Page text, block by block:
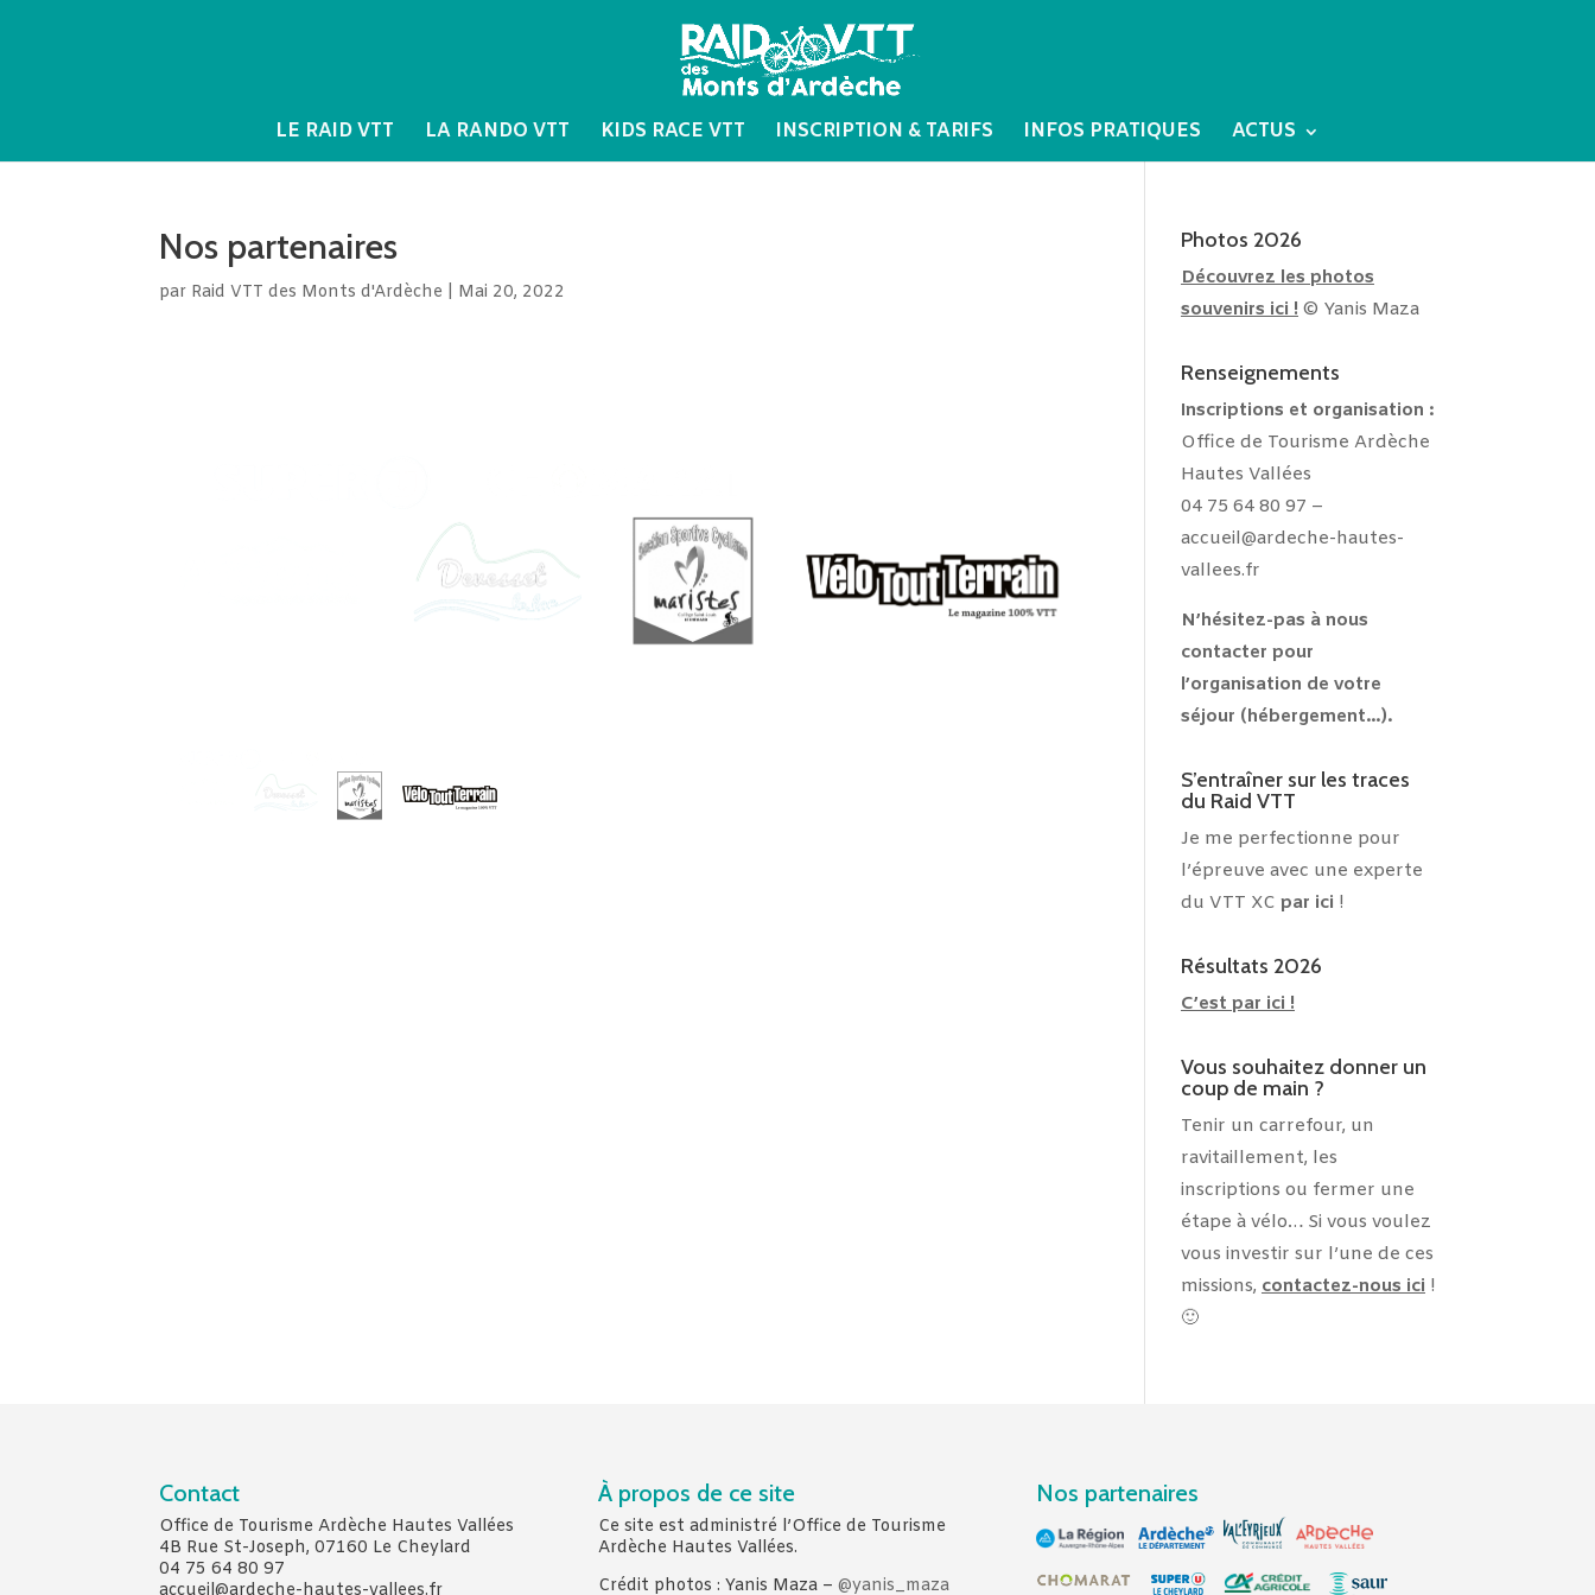
LE RAID VTT LA RANDO VTT KIDS RACE VTT INSCRIPTION & TARIFS INFOS PRATIQUES ACTUS
Nos partenaires
par Raid VTT des Monts d'Ardèche Mai 20, 2022
Photos 2026
Découvrez les photos
souvenirs ici !© Yanis Maza
Renseignements
Inscriptions et organisation :
Office de Tourisme Ardèche
Hautes Vallées
04 75 64 80 97 –
accueil@ardeche-hautes-
vallees.fr
N’hésitez-pas à nous
contacter pour
l’organisation de votre
séjour (hébergement…).
S’entraîner sur les traces
du Raid VTT
Je me perfectionne pour
l’épreuve avec une experte
du VTT XC par ici !
Résultats 2026
C’est par ici !
Vous souhaitez donner un
coup de main ?
Tenir un carrefour, un
ravitaillement, les
inscriptions ou fermer une
étape à vélo… Si vous voulez
vous investir sur l’une de ces
missions, contactez-nous ici!
🙂
Contact
Office de Tourisme Ardèche Hautes Vallées
4B Rue St-Joseph, 07160 Le Cheylard
04 75 64 80 97
accueil@ardeche-hautes-vallees.fr
À propos de ce site
Ce site est administré l’Office de Tourisme
Ardèche Hautes Vallées.
Crédit photos : Yanis Maza – @yanis_maza
Nos partenaires